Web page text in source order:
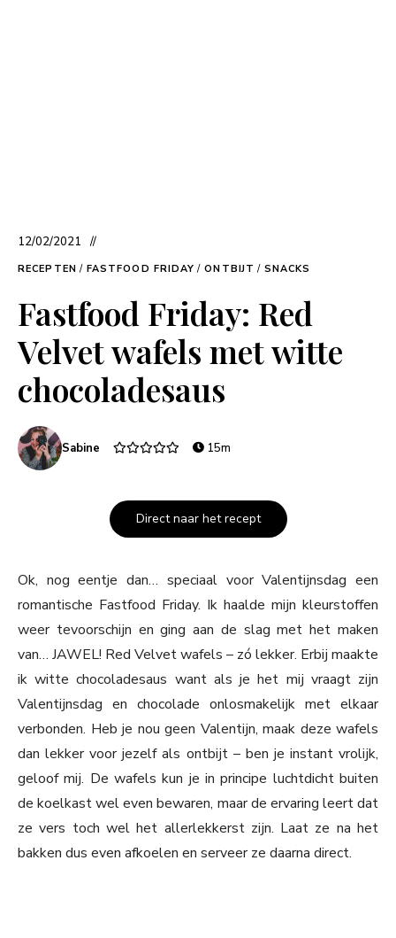
12/02/2021
RECEPTEN / FASTFOOD FRIDAY / ONTBIJT / SNACKS
Fastfood Friday: Red
Velvet wafels met witte
chocoladesaus
Sabine 15m
Direct naar het recept
Ok, nog eentje dan… speciaal voor Valentijnsdag een
romantische Fastfood Friday. Ik haalde mijn kleurstoffen
weer tevoorschijn en ging aan de slag met het maken
van… JAWEL! Red Velvet wafels – zó lekker. Erbij maakte
ik witte chocoladesaus want als je het mij vraagt zijn
Valentijnsdag en chocolade onlosmakelijk met elkaar
verbonden. Heb je nou geen Valentijn, maak deze wafels
dan lekker voor jezelf als ontbijt – ben je instant vrolijk,
geloof mij. De wafels kun je in principe luchtdicht buiten
de koelkast wel even bewaren, maar de ervaring leert dat
ze vers toch wel het allerlekkerst zijn. Laat ze na het
bakken dus even afkoelen en serveer ze daarna direct.